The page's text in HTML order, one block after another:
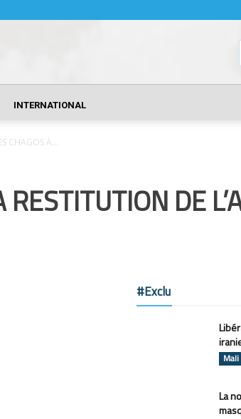
INTERNATIONAL
CHAGOS À...
DE
#Exclu
Mali
La